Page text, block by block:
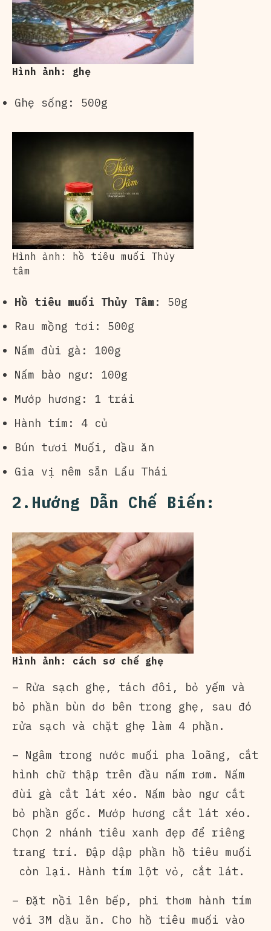
Hình ảnh: ghẹ
Ghẹ sống: 500g
Hình ảnh: hồ tiêu muối Thủy
tâm
Hồ tiêu muối Thủy Tâm: 50g
Rau mồng tơi: 500g
Nấm đùi gà: 100g
Nấm bào ngư: 100g
Mướp hương: 1 trái
Hành tím: 4 củ
Bún tươi Muối, dầu ăn
Gia vị nêm sẵn Lẩu Thái
2.Hướng Dẫn Chế Biến:
Hình ảnh: cách sơ chế ghẹ
– Rửa sạch ghẹ, tách đôi, bỏ yếm và
bỏ phần bùn dơ bên trong ghẹ, sau đó
rửa sạch và chặt ghẹ làm 4 phần.
– Ngâm trong nước muối pha loãng, cắt
hình chữ thập trên đầu nấm rơm. Nấm
đùi gà cắt lát xéo. Nấm bào ngư cắt
bỏ phần gốc. Mướp hương cắt lát xéo.
Chọn 2 nhánh tiêu xanh đẹp để riêng
trang trí. Đập dập phần hồ tiêu muối
còn lại. Hành tím lột vỏ, cắt lát.
– Đặt nồi lên bếp, phi thơm hành tím
với 3M dầu ăn. Cho hồ tiêu muối vào